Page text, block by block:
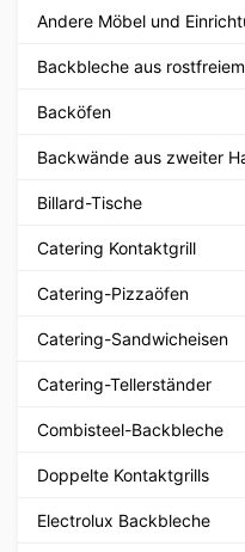
Andere Möbel und
Backbleche aus
Backöfen
Backwände aus zweiter
Billard-Tische
Catering Kontaktgrill
Catering-Pizzaöfen
Catering-Sandwicheisen
Catering-Tellerständer
Combisteel-Backbleche
Doppelte Kontaktgrills
Electrolux Backbleche